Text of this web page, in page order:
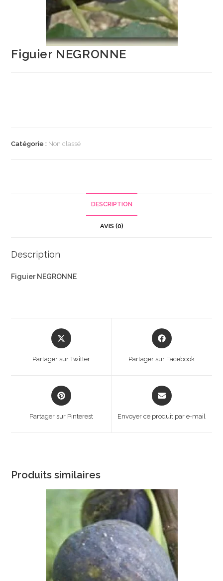
Figuier NEGRONNE
Catégorie : Non classé
DESCRIPTION
AVIS (0)
Description
Figuier NEGRONNE
Opens
in
new
Partager sur Twitter
Opens
in
Partager sur Facebook
Opens
in
Partager sur Pinterest
Opens
in
new
Envoyer ce produit par e-mail
Produits similaires